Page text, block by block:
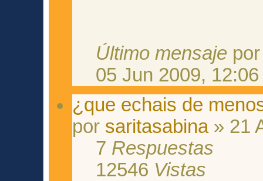
Último mensaje
05 Jun 2009, 12:06
¿que echais de
por saritasabina» 21
7 Respuestas
12546 Vistas